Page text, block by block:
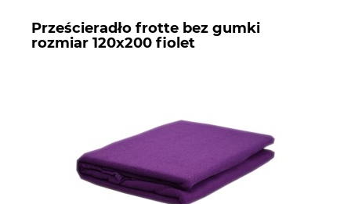
Prześcieradło frotte bez gumki
rozmiar 120x200 fiolet